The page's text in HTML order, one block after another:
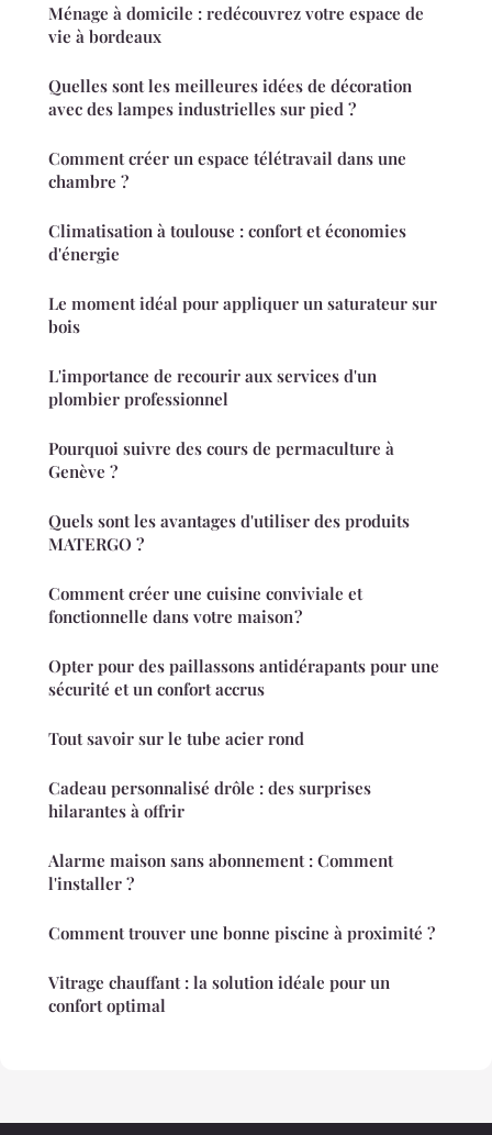
Ménage à domicile : redécouvrez votre espace de
vie à bordeaux
Quelles sont les meilleures idées de décoration
avec des lampes industrielles sur pied ?
Comment créer un espace télétravail dans une
chambre ?
Climatisation à toulouse : confort et économies
d'énergie
Le moment idéal pour appliquer un saturateur sur
bois
L'importance de recourir aux services d'un
plombier professionnel
Pourquoi suivre des cours de permaculture à
Genève ?
Quels sont les avantages d'utiliser des produits
MATERGO ?
Comment créer une cuisine conviviale et
fonctionnelle dans votre maison ?
Opter pour des paillassons antidérapants pour une
sécurité et un confort accrus
Tout savoir sur le tube acier rond
Cadeau personnalisé drôle : des surprises
hilarantes à offrir
Alarme maison sans abonnement : Comment
l'installer ?
Comment trouver une bonne piscine à proximité ?
Vitrage chauffant : la solution idéale pour un
confort optimal